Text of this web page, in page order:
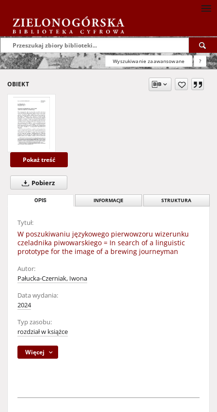
Wyszukiwanie zaawansowane ?
OBIEKT
Pokaż treść
Pobierz
OPIS INFORMACJE STRUKTURA
Tytuł:
W poszukiwaniu językowego pierwowzoru wizerunku
czeladnika piwowarskiego = In search of a linguistic
prototype for the image of a brewing journeyman
Autor:
Pałucka-Czerniak, Iwona
Data wydania:
2024
Typ zasobu:
rozdział w książce
Więcej